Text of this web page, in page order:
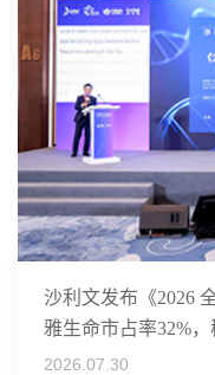
沙利文发布《2026
雅生命市占率32%
2026.07.30